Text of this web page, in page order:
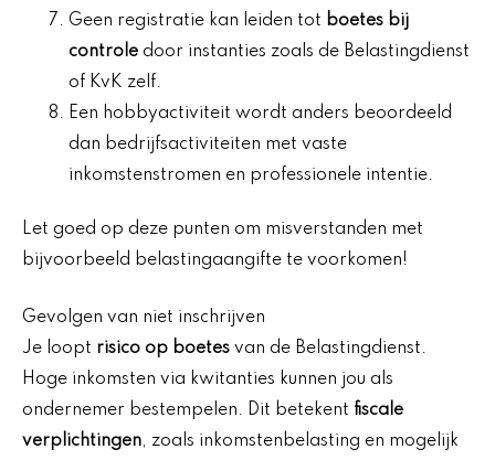
Geen registratie kan leiden tot boetes bij
controle door instanties zoals de Belastingdienst
of KvK zelf.
Een hobbyactiviteit wordt anders beoordeeld
dan bedrijfsactiviteiten met vaste
inkomstenstromen en professionele intentie.
Let goed op deze punten om misverstanden met
bijvoorbeeld belastingaangifte te voorkomen!
Gevolgen van niet inschrijven
Je loopt risico op boetes van de Belastingdienst.
Hoge inkomsten via kwitanties kunnen jou als
ondernemer bestempelen. Dit betekent fiscale
verplichtingen, zoals inkomstenbelasting en mogelijk